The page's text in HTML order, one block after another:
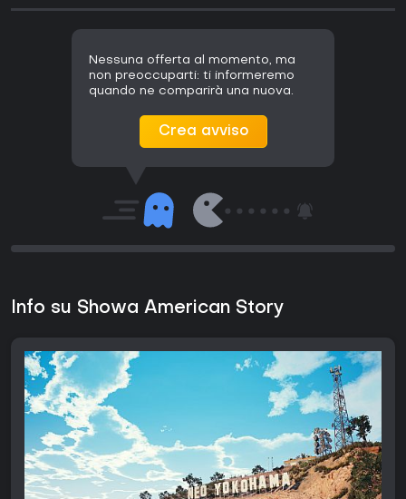
Nessuna offerta al momento, ma
non preoccuparti: ti informeremo
quando ne comparirà una nuova.
Crea avviso
Info su Showa American Story